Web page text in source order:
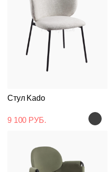
Стул Kado
9 100 РУБ.